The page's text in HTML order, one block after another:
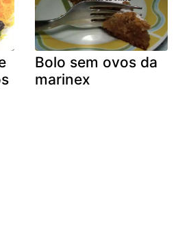
Bolo sem ovos da
marinex